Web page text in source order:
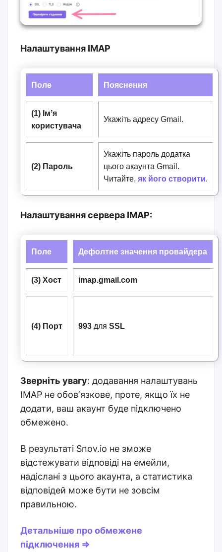
Налаштування IMAP
Поле Пояснення
(1) Імʼя
користувача
Укажіть адресу Gmail.
(2) Пароль
Укажіть пароль додатка
цього акаунта Gmail.
Читайте, як його створити.
Налаштування сервера IMAP:
Поле Дефолтне значення провайдера
(3) Хост imap.gmail.com
(4) Порт 993 для SSL
Зверніть увагу: додавання налаштувань
IMAP не обовʼязкове, проте, якщо їх не
додати, ваш акаунт буде підключено
обмежено.
В результаті Snov.io не зможе
відстежувати відповіді на емейли,
надіслані з цього акаунта, а статистика
відповідей може бути не зовсім
правильною.
Детальніше про обмежене
підключення ⇒